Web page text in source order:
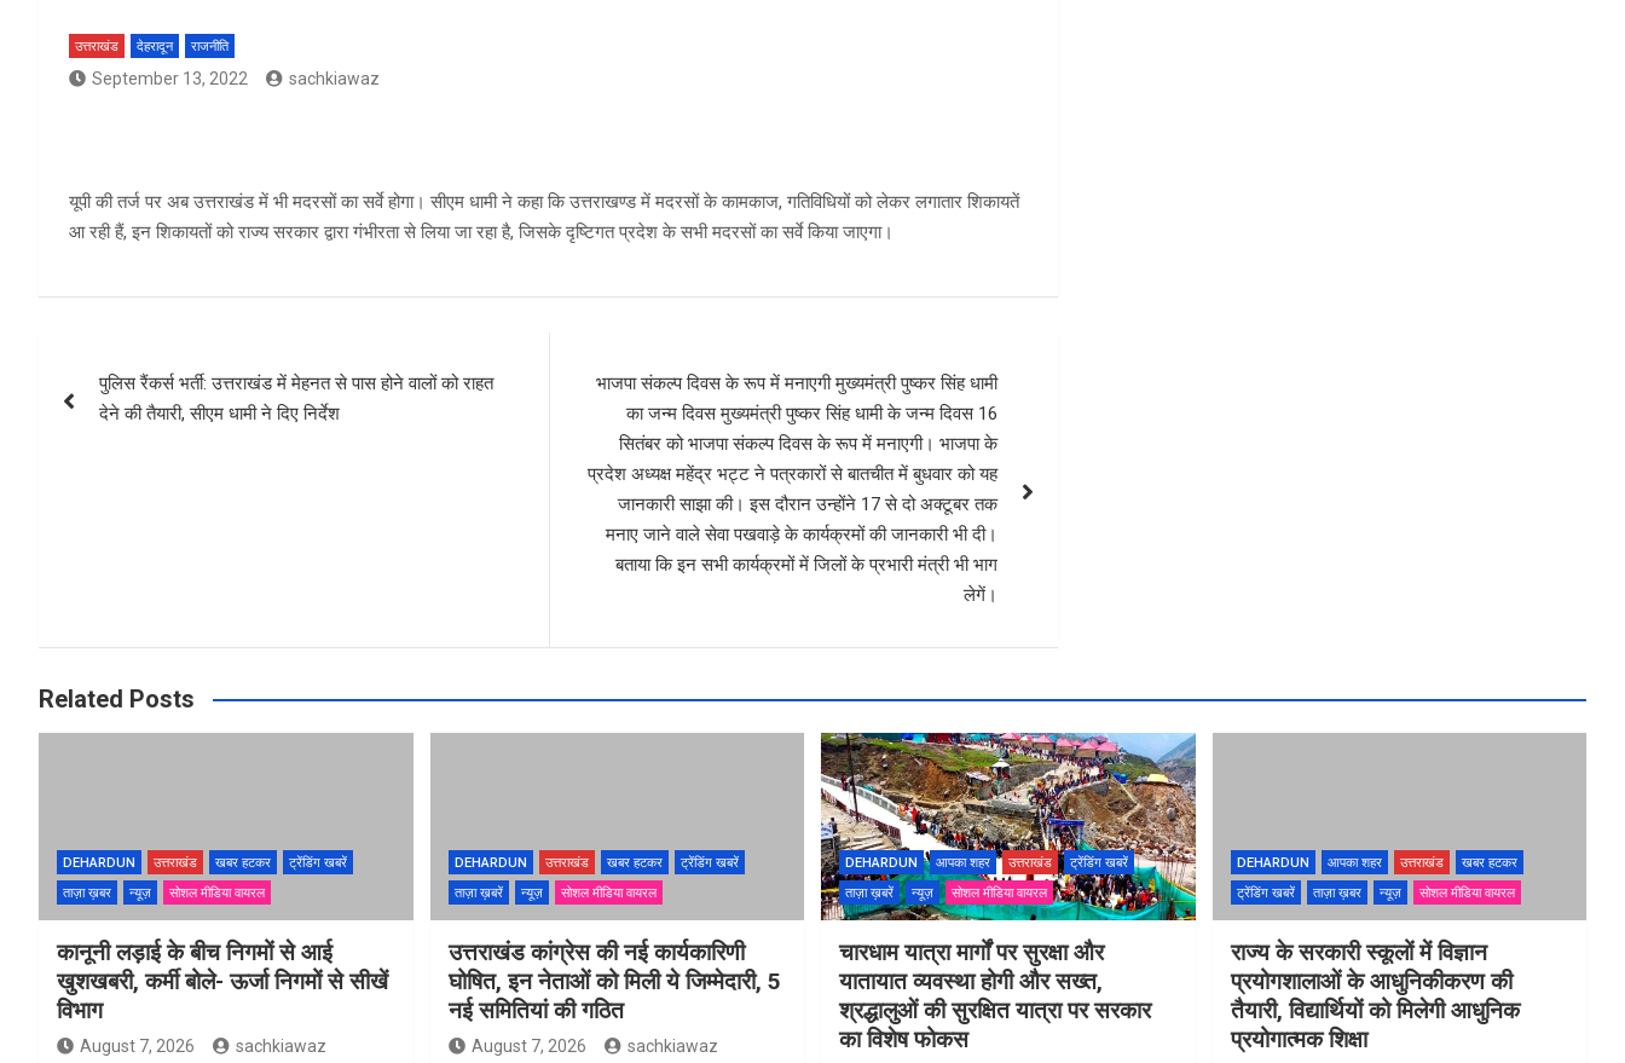
उत्तराखंड देहरादून राजनीति
September 13, 2022 sachkiawaz
यूपी की तर्ज पर अब उत्तराखंड में भी मदरसों का सर्वे होगा। सीएम धामी ने कहा कि उत्तराखण्ड में मदरसों के कामकाज, गतिविधियों को लेकर लगातार शिकायतें
आ रही हैं, इन शिकायतों को राज्य सरकार द्वारा गंभीरता से लिया जा रहा है, जिसके दृष्टिगत प्रदेश के सभी मदरसों का सर्वे किया जाएगा।
navigation
पुलिस रैंकर्स भर्ती: उत्तराखंड में मेहनत से पास होने वालों को राहत
देने की तैयारी, सीएम धामी ने दिए निर्देश
भाजपा संकल्प दिवस के रूप में मनाएगी मुख्यमंत्री पुष्कर सिंह धामी
का जन्म दिवस मुख्यमंत्री पुष्कर सिंह धामी के जन्म दिवस 16
सितंबर को भाजपा संकल्प दिवस के रूप में मनाएगी। भाजपा के
प्रदेश अध्यक्ष महेंद्र भट्ट ने पत्रकारों से बातचीत में बुधवार को यह
जानकारी साझा की। इस दौरान उन्होंने 17 से दो अक्टूबर तक
मनाए जाने वाले सेवा पखवाड़े के कार्यक्रमों की जानकारी भी दी।
बताया कि इन सभी कार्यक्रमों में जिलों के प्रभारी मंत्री भी भाग
लेगें।
Related Posts
DEHARDUN उत्तराखंड खबर हटकर
ट्रेंडिंग खबरें
ताज़ा ख़बर
न्यूज़ सोशल मीडिया वायरल
कानूनी लड़ाई के बीच निगमों से आई
खुशखबरी, कर्मी बोले- ऊर्जा निगमों से सीखें
विभाग
August 7, 2026 sachkiawaz
DEHARDUN उत्तराखंड खबर हटकर
ट्रेंडिंग खबरें
ताज़ा ख़बरें
न्यूज़ सोशल मीडिया वायरल
उत्तराखंड कांग्रेस की नई कार्यकारिणी
घोषित, इन नेताओं को मिली ये जिम्मेदारी, 5
नई समितियां की गठित
August 7, 2026 sachkiawaz
DEHARDUN आपका शहर उत्तराखंड
ट्रेंडिंग खबरें
ताज़ा ख़बरें
न्यूज़ सोशल मीडिया वायरल
चारधाम यात्रा मार्गों पर सुरक्षा और
यातायात व्यवस्था होगी और सख्त,
श्रद्धालुओं की सुरक्षित यात्रा पर सरकार
का विशेष फोकस
DEHARDUN आपका शहर उत्तराखंड
खबर हटकर
ट्रेंडिंग खबरें
ताज़ा ख़बर न्यूज़ सोशल मीडिया वायरल
राज्य के सरकारी स्कूलों में विज्ञान
प्रयोगशालाओं के आधुनिकीकरण की
तैयारी, विद्यार्थियों को मिलेगी आधुनिक
प्रयोगात्मक शिक्षा